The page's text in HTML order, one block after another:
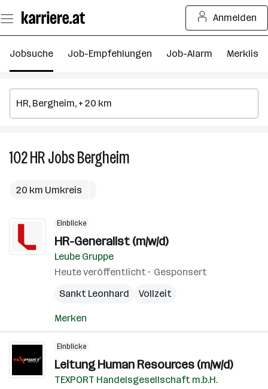
Seiteninhalt
springen
Anmelden
Jobsuche Job-Empfehlungen Job-Alarm Merkliste
102HRJobsBergheim
20 km Umkreis
Einblicke
HR-Generalist (m/w/d)
Leube Gruppe
Heute veröffentlicht
Gesponsert
Sankt Leonhard
Vollzeit
Merken
Einblicke
Leitung Human Resources (m/w/d)
TEXPORT Handelsgesellschaft m.b.H.